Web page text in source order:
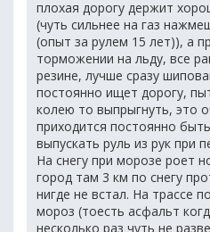
плохая дорогу держит
(чуть сильнее на газ
(опыт за рулем 15 лет)), а
торможении на льду, все
резине, лучше сразу
постоянно ищет дорогу,
колею то выпрыгнуть, это
приходится постоянно
выпускать руль из рук при
На снегу при морозе роет
город там 3 км по снегу
нигде не встал. На трассе
мороз (тоесть асфальт
несколько раз чуть не